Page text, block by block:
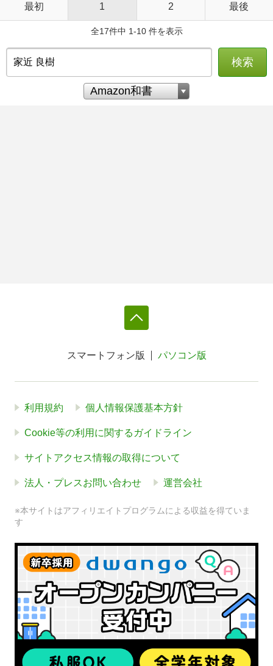
最初 1 2 最後
全17件中 1-10 件を表示
検索
スマートフォン版 パソコン版
利用規約 個人情報保護基本方針
Cookie等の利用に関するガイドライン
サイトアクセス情報の取得について
法人・プレスお問い合わせ 運営会社
※本サイトはアフィリエイトプログラムによる収益を得ていま
す